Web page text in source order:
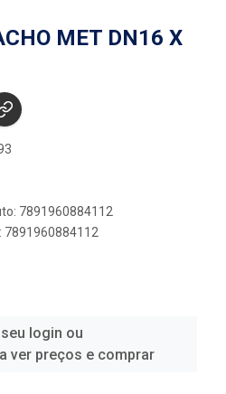
MET DN16 X
7891960884112
7891960884112
login ou
ver preços e comprar